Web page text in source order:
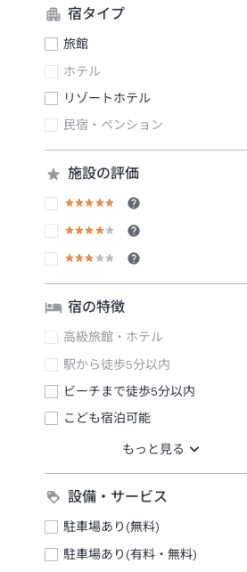
宿タイプ
旅館
ホテル
リゾートホテル
民宿・ペンション
施設の評価
宿の特徴
高級旅館・ホテル
駅から徒歩5分以内
ビーチまで徒歩5分以内
こども宿泊可能
設備・サービス
駐車場あり(無料)
駐車場あり(有料・無料)